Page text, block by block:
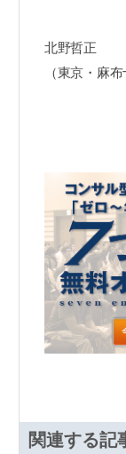
北野哲正
（東京・麻
関連する記